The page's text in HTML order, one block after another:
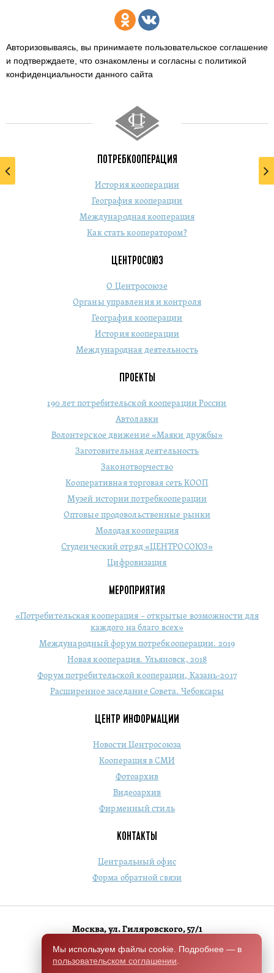
Авторизовываясь, вы принимаете пользовательское соглашение
и подтверждаете, что ознакомлены и согласны с политикой
конфиденциальности данного сайта
ПОТРЕБКООПЕРАЦИЯ
История кооперации
География кооперации
Международная кооперация
Как стать кооператором?
ЦЕНТРОСОЮЗ
О Центросоюзе
Органы управления и контроля
География кооперации
История кооперации
Международная деятельность
ПРОЕКТЫ
190 лет потребительской кооперации России
Автолавки
Волонтерское движение «Маяки дружбы»
Заготовительная деятельность
Законотворчество
Кооперативная торговая сеть КООП
Музей истории потребкооперации
Оптовые продовольственные рынки
Молодая кооперация
Студенческий отряд «ЦЕНТРОСОЮЗ»
Цифровизация
МЕРОПРИЯТИЯ
«Потребительская кооперация – открытые возможности для
каждого на благо всех»
Международный форум потребкооперации. 2019
Новая кооперация. Ульяновск, 2018
Форум потребительской кооперации, Казань-2017
Расширенное заседание Совета. Чебоксары
ЦЕНТР ИНФОРМАЦИИ
Новости Центросоюза
Кооперация в СМИ
Фотоархив
Видеоархив
Фирменный стиль
КОНТАКТЫ
Центральный офис
Форма обратной связи
Москва, ул. Гиляровского, 57/1
+7 (495) 684-1803
Мы используем файлы cookie. Подробнее — в
пользовательском соглашении